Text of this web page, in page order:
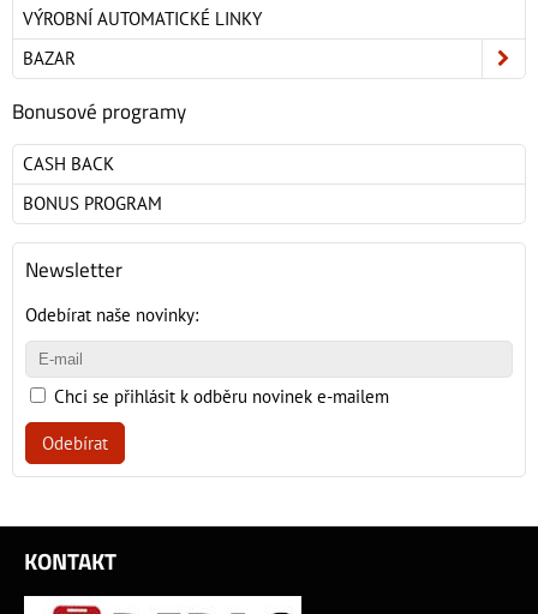
VÝROBNÍ AUTOMATICKÉ LINKY
BAZAR
Bonusové programy
CASH BACK
BONUS PROGRAM
Newsletter
Odebírat naše novinky:
Chci se přihlásit k odběru novinek e-mailem
Odebírat
KONTAKT